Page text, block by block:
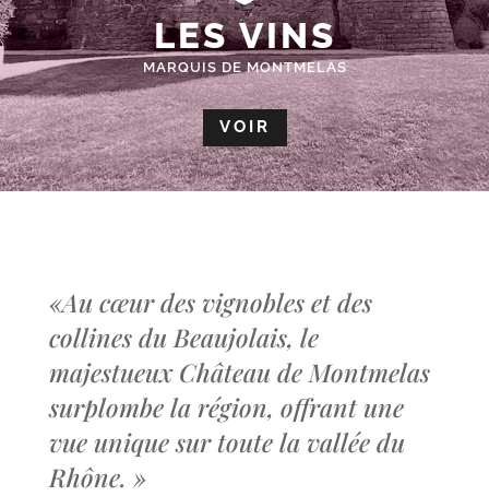
LES VINS
MARQUIS DE MONTMELAS
VOIR
«Au cœur des vignobles et des
collines du Beaujolais, le
majestueux Château de Montmelas
surplombe la région, offrant une
vue unique sur toute la vallée du
Rhône. »